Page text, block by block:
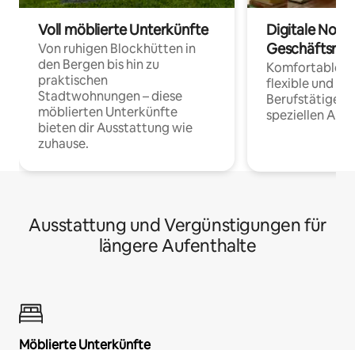
Voll möblierte Unterkünfte
Von ruhigen Blockhütten in
den Bergen bis hin zu
praktischen
Stadtwohnungen – diese
möblierten Unterkünfte
bieten dir Ausstattung wie
zuhause.
Digitale
Komfortable
flexible und
Berufstätige
speziellen
Ausstattung und Vergünstigungen für
längere Aufenthalte
Möblierte Unterkünfte